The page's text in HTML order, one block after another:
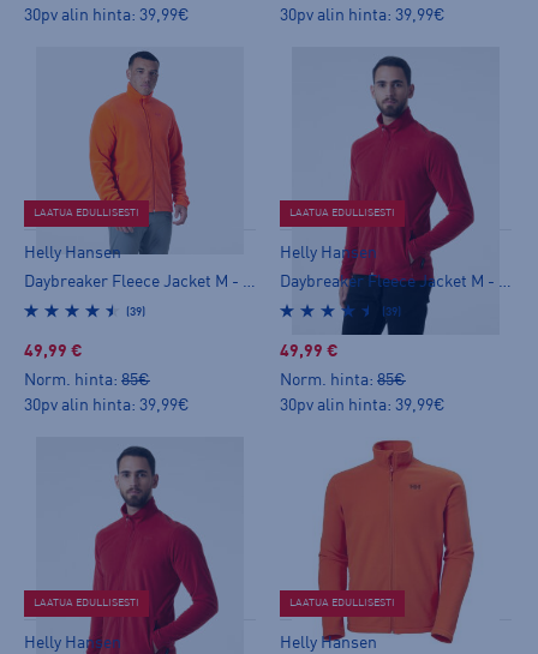
30pv alin hinta: 39,99€
30pv alin hinta: 39,99€
LAATUA EDULLISESTI
Helly Hansen
Daybreaker Fleece Jacket M - miesten fleecetakki
(39)
49,99 €
Norm. hinta: 85€
30pv alin hinta: 39,99€
LAATUA EDULLISESTI
Helly Hansen
Daybreaker Fleece Jacket M - miesten fleecetakki
(39)
49,99 €
Norm. hinta: 85€
30pv alin hinta: 39,99€
LAATUA EDULLISESTI
Helly Hansen
LAATUA EDULLISESTI
Helly Hansen